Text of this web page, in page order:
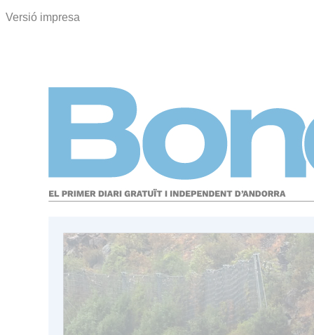
Versió impresa